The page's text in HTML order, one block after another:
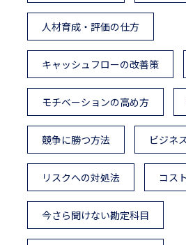
人材育成・評価の仕方
キャッシュフローの改善策
モチベーションの高め方
競争に勝つ方法 ビジネ
リスクへの対処法 コス
今さら聞けない勘定科目